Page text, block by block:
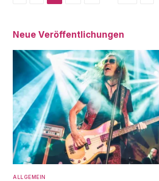
Neue Veröffentlichungen
ALLGEMEIN